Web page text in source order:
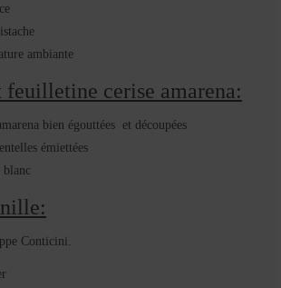
ambiante
cerise amarena:
bien égouttées et découpées
émiettées
blanc
Conticini.